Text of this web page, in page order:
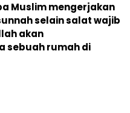
Muslim mengerjakan
selain salat wajib
akan
sebuah rumah di